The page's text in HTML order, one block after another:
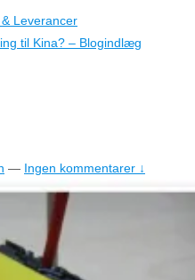
Leverancer
til Kina? – Blogindlæg
— Ingen kommentarer ↓